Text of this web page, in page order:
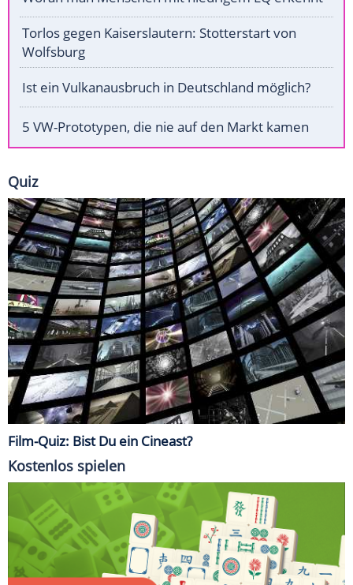
Torlos gegen Kaiserslautern: Stotterstart von
Wolfsburg
Ist ein Vulkanausbruch in Deutschland möglich?
5 VW-Prototypen, die nie auf den Markt kamen
Quiz
Film-Quiz: Bist Du ein Cineast?
Kostenlos spielen